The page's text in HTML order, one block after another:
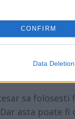
CONFIRM
Data Deletion
sa folosesti
asta poate fi